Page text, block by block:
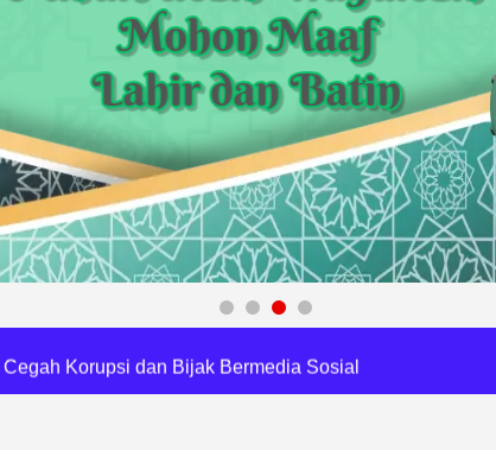
Kota Bekasi Perkuat Tata Kelola Lahan
Undangan HUT RI dari Presiden Prabowo
Daftar Pilkades Jejalen Jaya, Serukan Pemilu Damai
Tirta Patriot Minta Maaf atas Penurunan Kualitas Air
Pemkot Bekasi Targetkan Skor MCSP KPK Naik
Harli Siregar Perkuat SDM Penegak Hukum
Korupsi dan Bijak Bermedia Sosial